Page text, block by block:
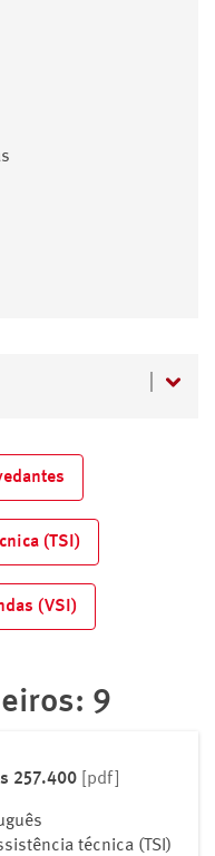
(TSI)
(VSI)
9
257.400 [pdf]
técnica (TSI)